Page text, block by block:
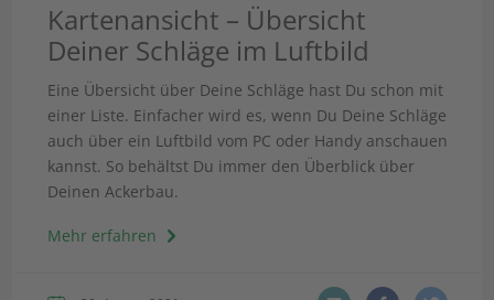
Kartenansicht – Übersicht
Deiner Schläge im Luftbild
Eine Übersicht über Deine Schläge hast Du schon mit
einer Liste. Einfacher wird es, wenn Du Deine Schläge
auch über ein Luftbild vom PC oder Handy anschauen
kannst. So behältst Du immer den Überblick über
Deinen Ackerbau.
Mehr erfahren